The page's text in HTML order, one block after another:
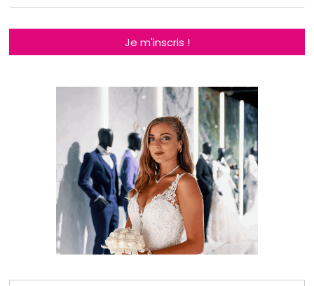
Je m'inscris !